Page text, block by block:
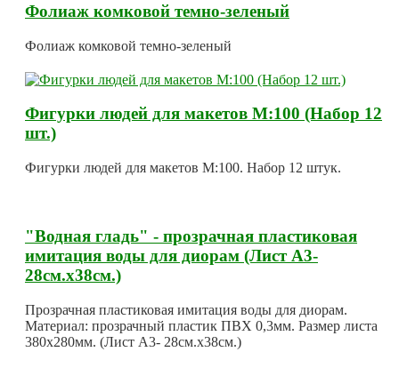
Фолиаж комковой темно-зеленый
Фолиаж комковой темно-зеленый
Фигурки людей для макетов М:100 (Набор 12
шт.)
Фигурки людей для макетов М:100. Набор 12 штук.
"Водная гладь" - прозрачная пластиковая
имитация воды для диорам (Лист А3-
28см.х38см.)
Прозрачная пластиковая имитация воды для диорам.
Материал: прозрачный пластик ПВХ 0,3мм. Размер листа
380х280мм. (Лист А3- 28см.х38см.)